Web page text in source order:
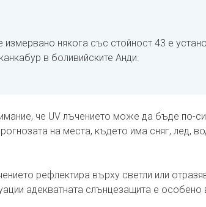
измервано някога със стойност 43 е
в боливийските Анди.
че UV лъчението може да бъде по-
на места, където има сняг, лед,
рефлектира върху светли или
адекватната слънцезащита е особено